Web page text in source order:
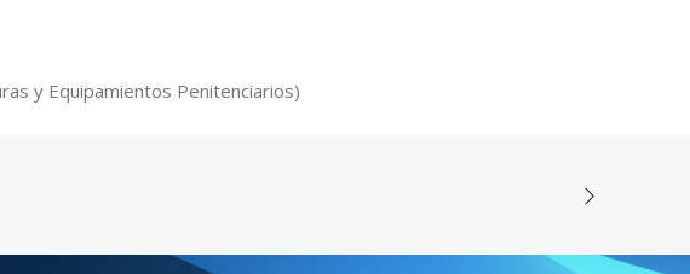
y Equipamientos Penitenciarios)